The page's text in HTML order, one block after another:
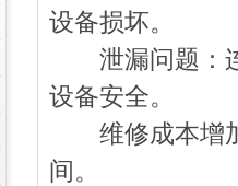
设备损坏。
泄漏问题：连
设备安全。
维修成本增加
间。